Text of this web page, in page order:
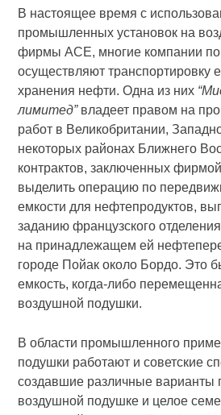
В настоящее время с
промышленных установок на
фирмы АСЕ, многие компании по
осуществляют транспортировку
хранения нефти. Одна из них
лимитед”владеет правом на
работ в Великобритании,
некоторых районах Ближнего
контрактов, заключенных
выделить операцию по
емкости для нефтепродуктов,
заданию французского
на принадлежащем ей
городе Пойак около Бордо. Это
емкость, когда-либо
воздушной подушки.
В области промышленного
подушки работают и советские
создавшие различные варианты
воздушной подушке и целое